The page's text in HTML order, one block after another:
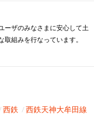
ーザのみなさまに安心して土
組みを行なっています。
西鉄
西鉄天神大牟田線